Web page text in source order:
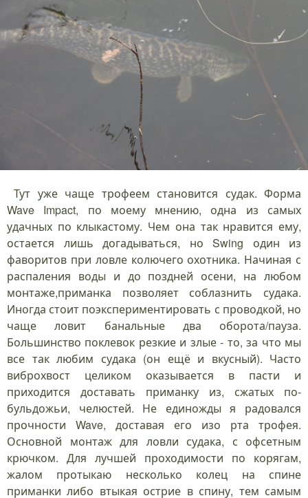
Тут уже чаще трофеем становится судак. Форма
Wave Impact, по моему мнению, одна из самых
удачных по клыкастому. Чем она так нравится ему,
остается лишь догадываться, но Swing один из
фаворитов при ловле колючего охотника. Начиная с
распаления воды и до поздней осени, на любом
монтаже,приманка позволяет соблазнить судака.
Иногда стоит поэкспериментировать с проводкой, но
чаще ловит банальные два оборота/пауза.
Большинство поклевок резкие и злые - то, за что мы
все так любим судака (он ещё и вкусный). Часто
виброхвост целиком оказывается в пасти и
приходится доставать приманку из, сжатых по-
бульдожьи, челюстей. Не единожды я радовался
прочности Wave, доставая его изо рта трофея.
Основной монтаж для ловли судака, с офсетным
крючком. Для лучшей проходимости по корягам,
жалом протыкаю несколько колец на спине
приманки либо втыкая острие в спину, тем самым